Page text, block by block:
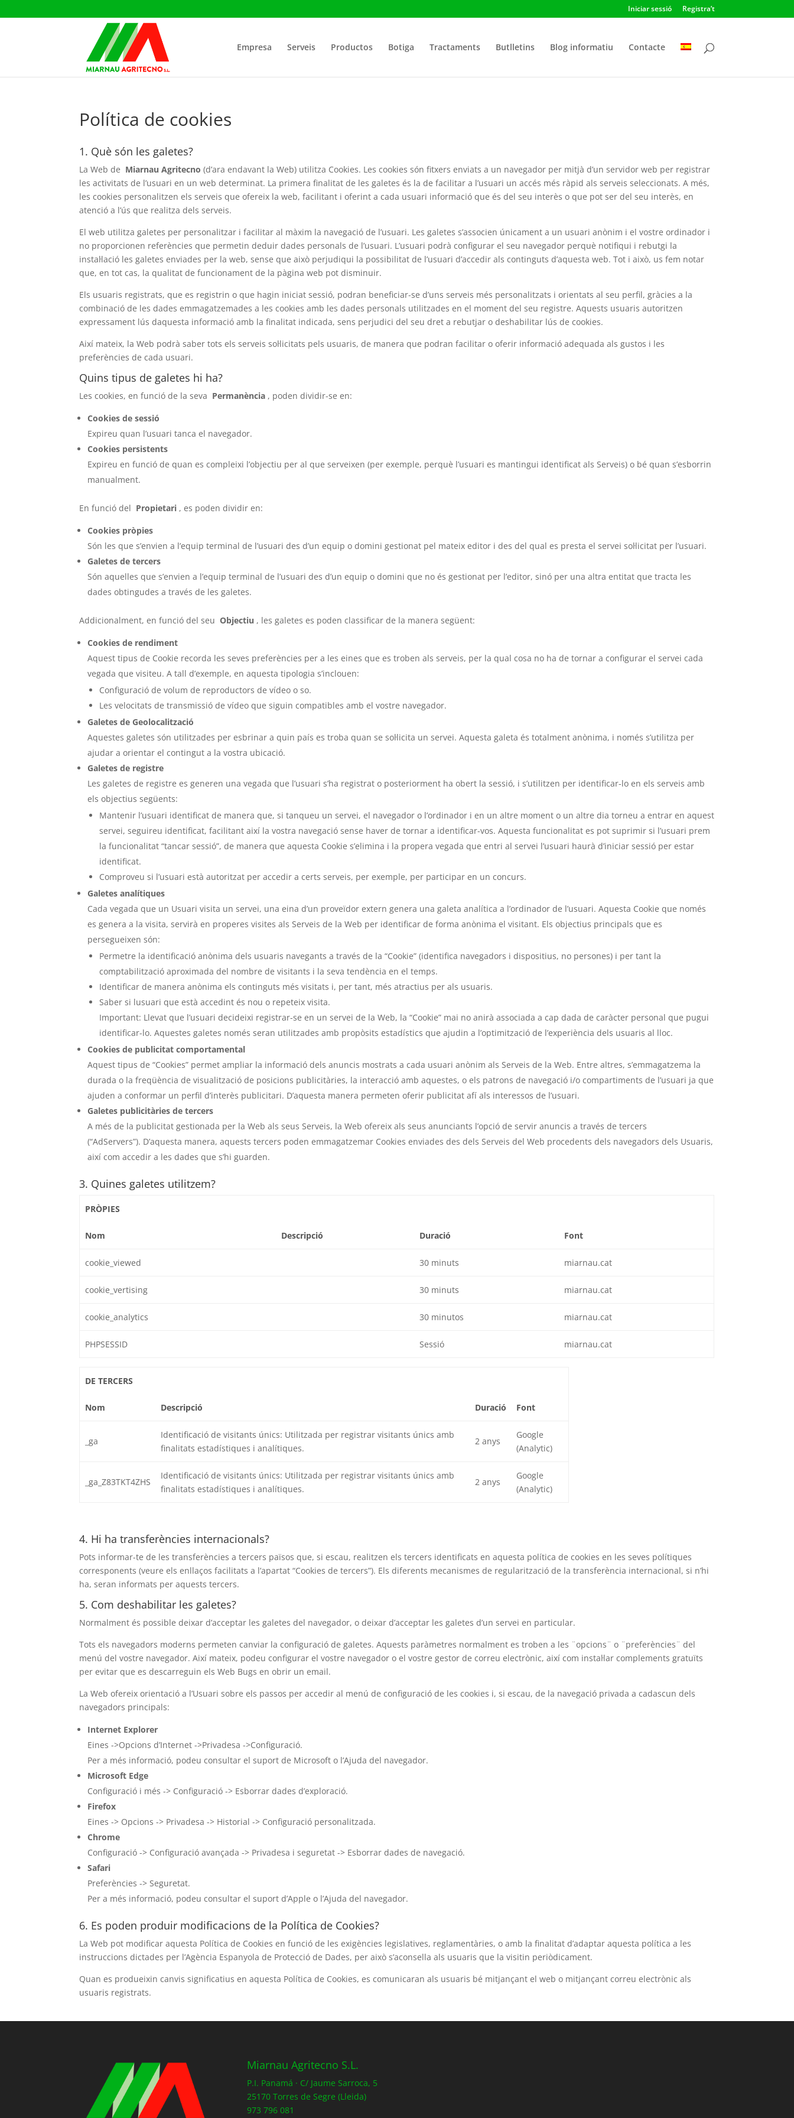
Iniciar sessió Registra’t
Empresa Serveis Productos Botiga Tractaments Butlletins Blog informatiu Contacte
Política de cookies
1. Què són les galetes?
La Web de Miarnau Agritecno (d’ara endavant la Web) utilitza Cookies. Les cookies són fitxers enviats a un navegador per mitjà d’un servidor web per registrar
les activitats de l’usuari en un web determinat. La primera finalitat de les galetes és la de facilitar a l’usuari un accés més ràpid als serveis seleccionats. A més,
les cookies personalitzen els serveis que ofereix la web, facilitant i oferint a cada usuari informació que és del seu interès o que pot ser del seu interès, en
atenció a l’ús que realitza dels serveis.
El web utilitza galetes per personalitzar i facilitar al màxim la navegació de l’usuari. Les galetes s’associen únicament a un usuari anònim i el vostre ordinador i
no proporcionen referències que permetin deduir dades personals de l’usuari. L’usuari podrà configurar el seu navegador perquè notifiqui i rebutgi la
instal·lació les galetes enviades per la web, sense que això perjudiqui la possibilitat de l’usuari d’accedir als continguts d’aquesta web. Tot i això, us fem notar
que, en tot cas, la qualitat de funcionament de la pàgina web pot disminuir.
Els usuaris registrats, que es registrin o que hagin iniciat sessió, podran beneficiar-se d’uns serveis més personalitzats i orientats al seu perfil, gràcies a la
combinació de les dades emmagatzemades a les cookies amb les dades personals utilitzades en el moment del seu registre. Aquests usuaris autoritzen
expressament lús daquesta informació amb la finalitat indicada, sens perjudici del seu dret a rebutjar o deshabilitar lús de cookies.
Així mateix, la Web podrà saber tots els serveis sol·licitats pels usuaris, de manera que podran facilitar o oferir informació adequada als gustos i les
preferències de cada usuari.
Quins tipus de galetes hi ha?
Les cookies, en funció de la seva Permanència , poden dividir-se en:
Cookies de sessió
Expireu quan l’usuari tanca el navegador.
Cookies persistents
Expireu en funció de quan es compleixi l’objectiu per al que serveixen (per exemple, perquè l’usuari es mantingui identificat als Serveis) o bé quan s’esborrin
manualment.
En funció del Propietari , es poden dividir en:
Cookies pròpies
Són les que s’envien a l’equip terminal de l’usuari des d’un equip o domini gestionat pel mateix editor i des del qual es presta el servei sol·licitat per l’usuari.
Galetes de tercers
Són aquelles que s’envien a l’equip terminal de l’usuari des d’un equip o domini que no és gestionat per l’editor, sinó per una altra entitat que tracta les
dades obtingudes a través de les galetes.
Addicionalment, en funció del seuObjectiu , les galetes es poden classificar de la manera següent:
Cookies de rendiment
Aquest tipus de Cookie recorda les seves preferències per a les eines que es troben als serveis, per la qual cosa no ha de tornar a configurar el servei cada
vegada que visiteu. A tall d’exemple, en aquesta tipologia s’inclouen:
Configuració de volum de reproductors de vídeo o so.
Les velocitats de transmissió de vídeo que siguin compatibles amb el vostre navegador.
Galetes de Geolocalització
Aquestes galetes són utilitzades per esbrinar a quin país es troba quan se sol·licita un servei. Aquesta galeta és totalment anònima, i només s’utilitza per
ajudar a orientar el contingut a la vostra ubicació.
Galetes de registre
Les galetes de registre es generen una vegada que l’usuari s’ha registrat o posteriorment ha obert la sessió, i s’utilitzen per identificar-lo en els serveis amb
els objectius següents:
Mantenir l’usuari identificat de manera que, si tanqueu un servei, el navegador o l’ordinador i en un altre moment o un altre dia torneu a entrar en aquest
servei, seguireu identificat, facilitant així la vostra navegació sense haver de tornar a identificar-vos. Aquesta funcionalitat es pot suprimir si l’usuari prem
la funcionalitat “tancar sessió”, de manera que aquesta Cookie s’elimina i la propera vegada que entri al servei l’usuari haurà d’iniciar sessió per estar
identificat.
Comproveu si l’usuari està autoritzat per accedir a certs serveis, per exemple, per participar en un concurs.
Galetes analítiques
Cada vegada que un Usuari visita un servei, una eina d’un proveïdor extern genera una galeta analítica a l’ordinador de l’usuari. Aquesta Cookie que només
es genera a la visita, servirà en properes visites als Serveis de la Web per identificar de forma anònima el visitant. Els objectius principals que es
persegueixen són:
Permetre la identificació anònima dels usuaris navegants a través de la “Cookie” (identifica navegadors i dispositius, no persones) i per tant la
comptabilització aproximada del nombre de visitants i la seva tendència en el temps.
Identificar de manera anònima els continguts més visitats i, per tant, més atractius per als usuaris.
Saber si lusuari que està accedint és nou o repeteix visita.
Important: Llevat que l’usuari decideixi registrar-se en un servei de la Web, la “Cookie” mai no anirà associada a cap dada de caràcter personal que pugui
identificar-lo. Aquestes galetes només seran utilitzades amb propòsits estadístics que ajudin a l’optimització de l’experiència dels usuaris al lloc.
Cookies de publicitat comportamental
Aquest tipus de “Cookies” permet ampliar la informació dels anuncis mostrats a cada usuari anònim als Serveis de la Web. Entre altres, s’emmagatzema la
durada o la freqüència de visualització de posicions publicitàries, la interacció amb aquestes, o els patrons de navegació i/o compartiments de l’usuari ja que
ajuden a conformar un perfil d’interès publicitari. D’aquesta manera permeten oferir publicitat afí als interessos de l’usuari.
Galetes publicitàries de tercers
A més de la publicitat gestionada per la Web als seus Serveis, la Web ofereix als seus anunciants l’opció de servir anuncis a través de tercers
(“AdServers”). D’aquesta manera, aquests tercers poden emmagatzemar Cookies enviades des dels Serveis del Web procedents dels navegadors dels Usuaris,
així com accedir a les dades que s’hi guarden.
3. Quines galetes utilitzem?
PRÒPIES
Nom Descripció Duració Font
cookie_viewed 30 minuts miarnau.cat
cookie_vertising 30 minuts miarnau.cat
cookie_analytics 30 minutos miarnau.cat
PHPSESSID Sessió miarnau.cat
DE TERCERS
Nom Descripció Duració Font
_ga
Identificació de visitants únics: Utilitzada per registrar visitants únics amb
finalitats estadístiques i analítiques.
2 anys
Google
(Analytic)
_ga_Z83TKT4ZHS
Identificació de visitants únics: Utilitzada per registrar visitants únics amb
finalitats estadístiques i analítiques.
2 anys
Google
(Analytic)
4. Hi ha transferències internacionals?
Pots informar-te de les transferències a tercers països que, si escau, realitzen els tercers identificats en aquesta política de cookies en les seves polítiques
corresponents (veure els enllaços facilitats a l’apartat “Cookies de tercers”). Els diferents mecanismes de regularització de la transferència internacional, si n’hi
ha, seran informats per aquests tercers.
5. Com deshabilitar les galetes?
Normalment és possible deixar d’acceptar les galetes del navegador, o deixar d’acceptar les galetes d’un servei en particular.
Tots els navegadors moderns permeten canviar la configuració de galetes. Aquests paràmetres normalment es troben a les ¨opcions¨ o ¨preferències¨ del
menú del vostre navegador. Així mateix, podeu configurar el vostre navegador o el vostre gestor de correu electrònic, així com instal·lar complements gratuïts
per evitar que es descarreguin els Web Bugs en obrir un email.
La Web ofereix orientació a l’Usuari sobre els passos per accedir al menú de configuració de les cookies i, si escau, de la navegació privada a cadascun dels
navegadors principals:
Internet Explorer
Eines ->Opcions d’Internet ->Privadesa ->Configuració.
Per a més informació, podeu consultar el suport de Microsoft o l’Ajuda del navegador.
Microsoft Edge
Configuració i més -> Configuració -> Esborrar dades d’exploració.
Firefox
Eines -> Opcions -> Privadesa -> Historial -> Configuració personalitzada.
Chrome
Configuració -> Configuració avançada -> Privadesa i seguretat -> Esborrar dades de navegació.
Safari
Preferències -> Seguretat.
Per a més informació, podeu consultar el suport d’Apple o l’Ajuda del navegador.
6. Es poden produir modificacions de la Política de Cookies?
La Web pot modificar aquesta Política de Cookies en funció de les exigències legislatives, reglamentàries, o amb la finalitat d’adaptar aquesta política a les
instruccions dictades per l’Agència Espanyola de Protecció de Dades, per això s’aconsella als usuaris que la visitin periòdicament.
Quan es produeixin canvis significatius en aquesta Política de Cookies, es comunicaran als usuaris bé mitjançant el web o mitjançant correu electrònic als
usuaris registrats.
Miarnau Agritecno S.L.
P.I. Panamá · C/ Jaume Sarroca, 5
25170 Torres de Segre (Lleida)
973 796 081